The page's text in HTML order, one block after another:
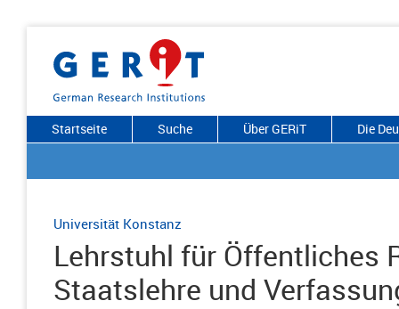
Startseite Suche Über GERiT Die
Universität Konstanz
Lehrstuhl für Öffentliches
Staatslehre und